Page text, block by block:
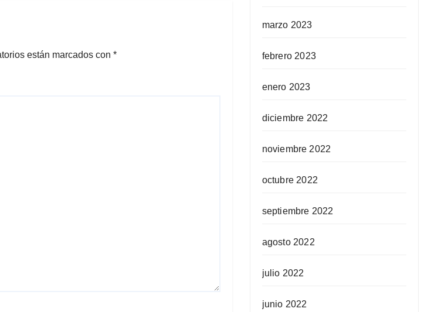
están marcados con *
marzo 2023
febrero 2023
enero 2023
diciembre 2022
noviembre 2022
octubre 2022
septiembre 2022
agosto 2022
julio 2022
junio 2022